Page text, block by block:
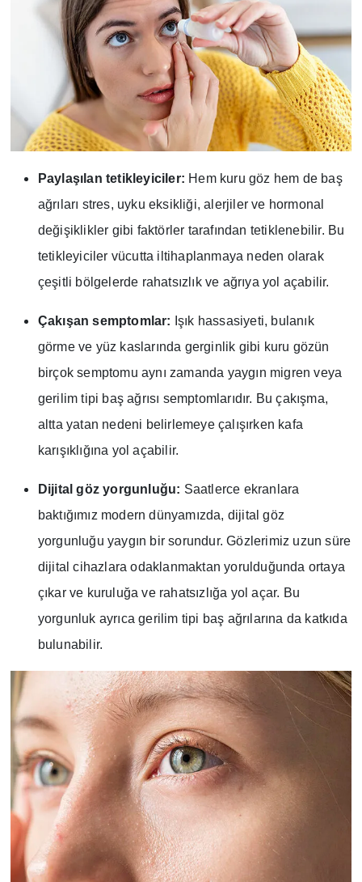
Paylaşılan tetikleyiciler: Hem kuru göz hem de baş
ağrıları stres, uyku eksikliği, alerjiler ve hormonal
değişiklikler gibi faktörler tarafından tetiklenebilir. Bu
tetikleyiciler vücutta iltihaplanmaya neden olarak
çeşitli bölgelerde rahatsızlık ve ağrıya yol açabilir.
Çakışan semptomlar: Işık hassasiyeti, bulanık
görme ve yüz kaslarında gerginlik gibi kuru gözün
birçok semptomu aynı zamanda yaygın migren veya
gerilim tipi baş ağrısı semptomlarıdır. Bu çakışma,
altta yatan nedeni belirlemeye çalışırken kafa
karışıklığına yol açabilir.
Dijital göz yorgunluğu: Saatlerce ekranlara
baktığımız modern dünyamızda, dijital göz
yorgunluğu yaygın bir sorundur. Gözlerimiz uzun süre
dijital cihazlara odaklanmaktan yorulduğunda ortaya
çıkar ve kuruluğa ve rahatsızlığa yol açar. Bu
yorgunluk ayrıca gerilim tipi baş ağrılarına da katkıda
bulunabilir.